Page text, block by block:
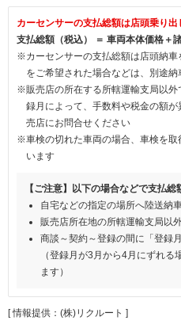
カーセンサーの支払総額は店頭乗り出
支払総額（税込） ＝ 車両本体価格＋
※カーセンサーの支払総額は店頭納
をご希望された場合などは、別途
※販売店の所在する所轄運輸支局以
録月によって、手数料や税金の額
売店にお問合せください
※車検の切れた車両の場合、車検を
います
【ご注意】以下の場合などで支払総
自宅などの指定の場所へ陸送納
販売店所在地の所轄運輸支局以
商談～契約～登録の間に「登録
（登録月が3月から4月にずれる
ます）
[ 情報提供：(株)リクルート ]